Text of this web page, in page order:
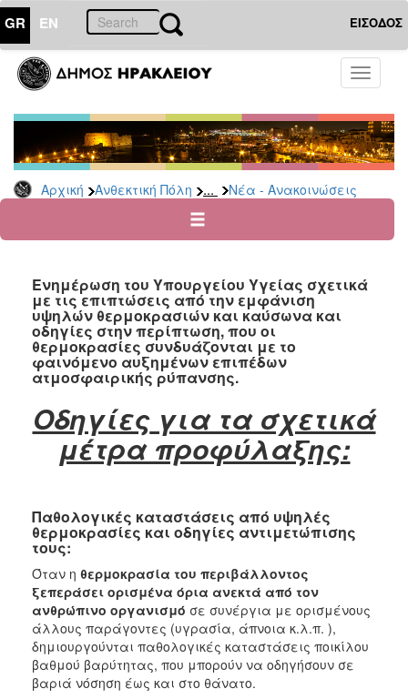
GR EN ΕΙΣΟΔΟΣ
Toggle
Αρχική Ανθεκτική Πόλη ... Νέα - Ανακοινώσεις
ΑΝΘΕΚΤΙΚΗ
ΠΟΛΗ
Κοινωνική
Πολιτική
Νέα
Ανακοινώσεις
για
Οικονομική
Αδυναμία
&
Φυσικές
Καταστροφές
Κοινοτικής
Φροντίδας
(Κ.Α.Π.Η.)
Απασχόλησης
Παιδιών
(Κ.Δ.Α.Π.)
Κέντρα
Ημερήσιας
Φροντίδας
Ηλικιωμένων
(Κ.Η.Φ.Η.)
Κ.Δ.Α.Π.Α.μεΑ.
Ενημέρωση του Υπουργείου Υγείας σχετικά
με τις επιπτώσεις από την εμφάνιση
υψηλών θερμοκρασιών και καύσωνα και
οδηγίες στην περίπτωση, που οι
θερμοκρασίες συνδυάζονται με το
φαινόμενο αυξημένων επιπέδων
ατμοσφαιρικής ρύπανσης.
Οδηγίεςγια τα σχετικά
μέτρα προφύλαξης:
Παθολογικές καταστάσεις από υψηλές
θερμοκρασίες και οδηγίες αντιμετώπισης
τους:
Όταν η θερμοκρασία του περιβάλλοντος
ξεπεράσει ορισμένα όρια ανεκτά από τον
ανθρώπινο οργανισμό σε συνέργια με ορισμένους
άλλους παράγοντες (υγρασία, άπνοια κ.λ.π. ),
δημιουργούνται παθολογικές καταστάσεις ποικίλου
βαθμού βαρύτητας, που μπορούν να οδηγήσουν σε
βαριά νόσηση έως και στο θάνατο.